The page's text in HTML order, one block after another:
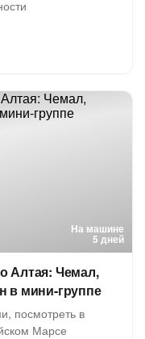
На машине
5 дней
Алтая: Чемал,
в мини-группе
посмотреть в
Марсе